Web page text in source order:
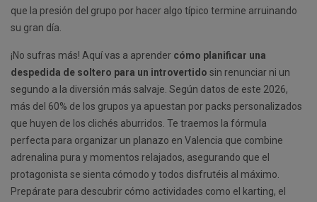
que la presión del grupo por hacer algo típico termine arruinando
su gran día.
¡No sufras más! Aquí vas a aprender cómo planificar una
despedida de soltero para un introvertido sin renunciar ni un
segundo a la diversión más salvaje. Según datos de este 2026,
más del 60% de los grupos ya apuestan por packs personalizados
que huyen de los clichés aburridos. Te traemos la fórmula
perfecta para organizar un planazo en Valencia que combine
adrenalina pura y momentos relajados, asegurando que el
protagonista se sienta cómodo y todos disfrutéis al máximo.
Prepárate para descubrir cómo actividades como el karting, el